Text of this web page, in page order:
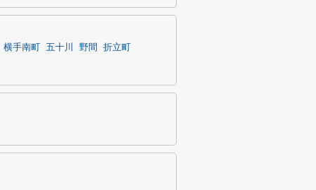
横手南町 五十川 野間
折立町